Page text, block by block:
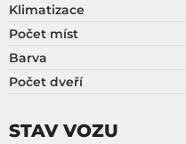
Klimatizace
Počet míst
Barva
Počet dveří
STAV VOZU